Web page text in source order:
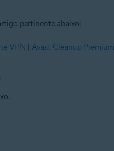
pertinente abaixo:
VPN | Avast Cleanup Premium